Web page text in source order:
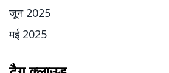
जून 2025
मई 2025